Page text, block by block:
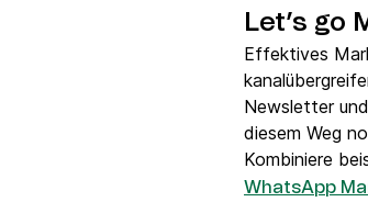
Let’s go
Effektives
Newsletter
diesem Weg
Kombiniere
WhatsApp